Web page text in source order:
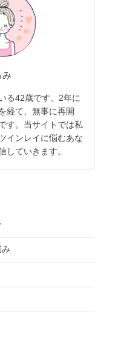
み
る42歳です。2年に
経て、無事に再開
す。当サイトでは私
インレイに悩むあな
していきます。